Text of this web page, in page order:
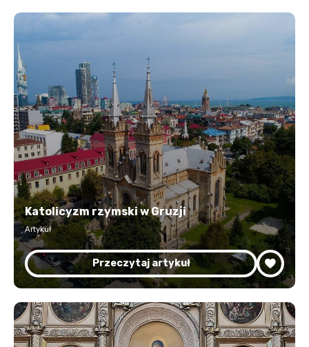
Katolicyzm rzymski w Gruzji
Artykuł
Przeczytaj artykuł